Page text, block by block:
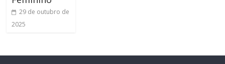
29 de outubro de
2025